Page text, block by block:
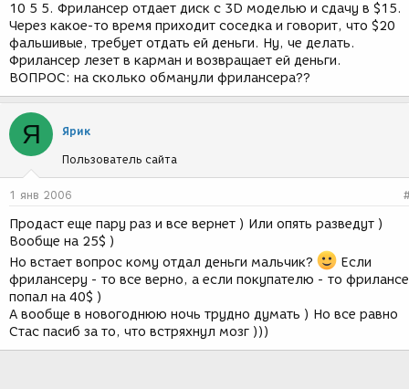
10 5 5. Фрилансер отдает диск с 3D моделью и сдачу в $15.
Через какое-то время приходит соседка и говорит, что $20
фальшивые, требует отдать ей деньги. Ну, че делать.
Фрилансер лезет в карман и возвращает ей деньги.
ВОПРОС: на сколько обманули фрилансера??
Я Ярик
Пользователь сайта
1 янв 2006
Продаст еще пару раз и все вернет ) Или опять разведут )
Вообще на 25$ )
Но встает вопрос кому отдал деньги мальчик?
Если
фрилансеру - то все верно, а если покупателю - то
попал на 40$ )
А вообще в новогоднюю ночь трудно думать ) Но все равно
Стас пасиб за то, что встряхнул мозг )))